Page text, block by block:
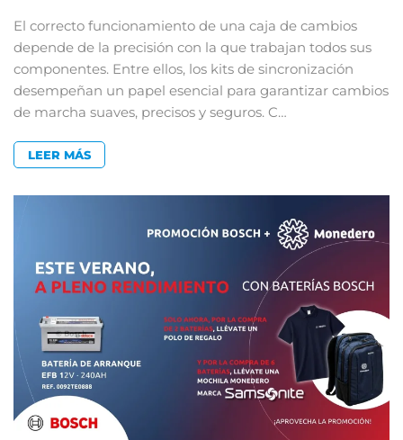
El correcto funcionamiento de una caja de cambios
depende de la precisión con la que trabajan todos sus
componentes. Entre ellos, los kits de sincronización
desempeñan un papel esencial para garantizar cambios
de marcha suaves, precisos y seguros. C…
LEER MÁS